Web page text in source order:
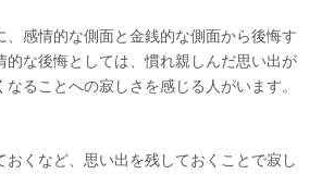
、感情的な側面と金銭的な側面から後悔す
的な後悔としては、慣れ親しんだ思い出が
ることへの寂しさを感じる人がいます。
おくなど、思い出を残しておくことで寂し